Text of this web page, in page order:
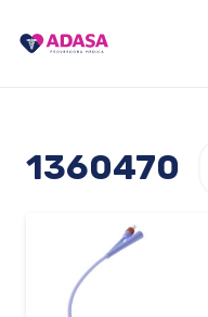
1360470